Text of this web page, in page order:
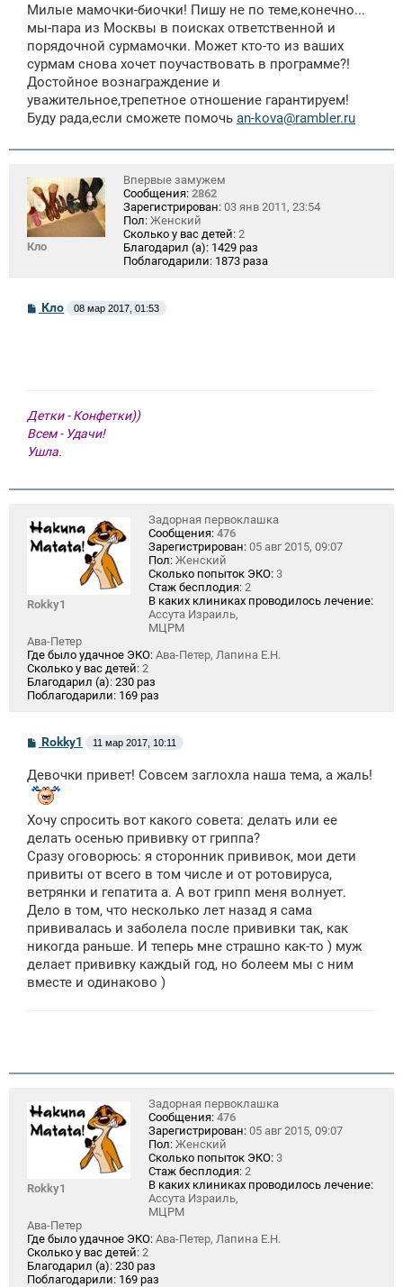
б
щ
н
и
Милые мамочки-биочки! Пишу не по теме,конечно...
мы-пара из Москвы в поисках ответственной и
порядочной сурмамочки. Может кто-то из ваших
сурмам снова хочет поучаствовать в программе?!
Достойное вознаграждение и
уважительное,трепетное отношение гарантируем!
Буду рада,если сможете помочь an-kova@rambler.ru
Кло
Впервые замужем
Сообщения: 2862
Зарегистрирован: 03 янв 2011, 23:54
Пол: Женский
Сколько у вас детей: 2
Благодарил (а): 1429 раз
Поблагодарили: 1873 раза
СКло 08 мар 2017, 01:53
Детки - Конфетки))
Всем - Удачи!
Ушла.
Rokky1
Задорная первоклашка
Сообщения: 476
Зарегистрирован: 05 авг 2015, 09:07
Пол: Женский
Сколько попыток ЭКО: 3
Стаж бесплодия: 2
В каких клиниках проводилось лечение:
Ассута Израиль,
МЦРМ
Ава-Петер
Где было удачное ЭКО: Ава-Петер, Лапина Е.Н.
Сколько у вас детей: 2
Благодарил (а): 230 раз
Поблагодарили: 169 раз
С
о
б
щ
е
н
и
е
Rokky1 11 мар 2017, 10:11
Девочки привет! Совсем заглохла наша тема, а жаль!
Хочу спросить вот какого совета: делать или ее
делать осенью прививку от гриппа?
Сразу оговорюсь: я сторонник прививок, мои дети
привиты от всего в том числе и от ротовируса,
ветрянки и гепатита а. А вот грипп меня волнует.
Дело в том, что несколько лет назад я сама
прививалась и заболела после прививки так, как
никогда раньше. И теперь мне страшно как-то ) муж
делает прививку каждый год, но болеем мы с ним
вместе и одинаково )
Rokky1
Задорная первоклашка
Сообщения: 476
Зарегистрирован: 05 авг 2015, 09:07
Пол: Женский
Сколько попыток ЭКО: 3
Стаж бесплодия: 2
В каких клиниках проводилось лечение:
Ассута Израиль,
МЦРМ
Ава-Петер
Где было удачное ЭКО: Ава-Петер, Лапина Е.Н.
Сколько у вас детей: 2
Благодарил (а): 230 раз
Поблагодарили: 169 раз